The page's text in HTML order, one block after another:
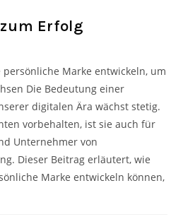
Erfolg
persönliche Marke entwickeln, um
Die Bedeutung einer
digitalen Ära wächst stetig.
vorbehalten, ist sie auch für
Unternehmer von
Dieser Beitrag erläutert, wie
Marke entwickeln können,